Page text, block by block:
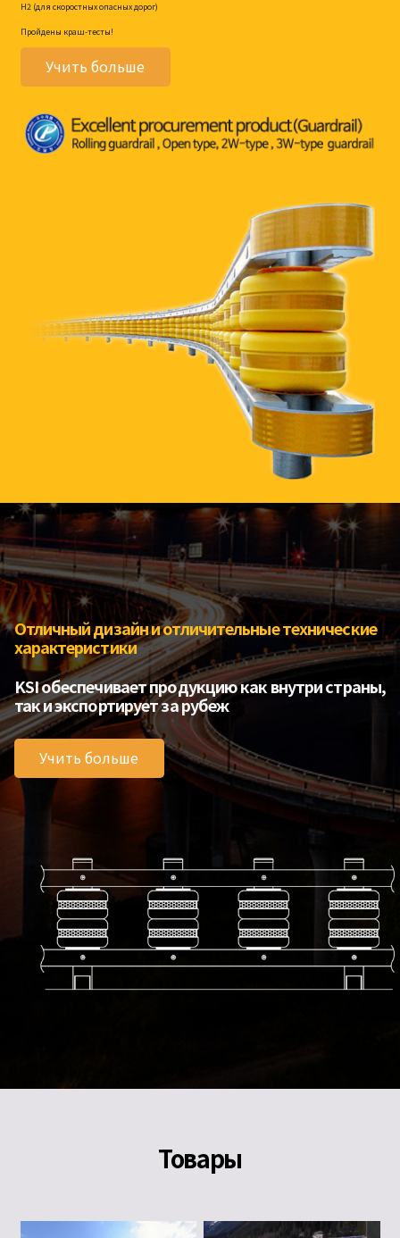
H2 (для скоростных опасных дорог)
Пройдены краш-тесты!
Учить больше
Отличный дизайн и отличительные технические
характеристики
KSI обеспечивает продукцию как внутри страны,
так и экспортирует за рубеж
Учить больше
Товары